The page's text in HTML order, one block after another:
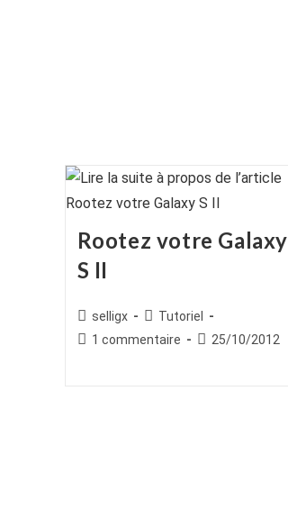
Rootez votre Galaxy
S II
Auteur/autrice
de
selligx
Post
category:
Tutoriel
Commentaires
1 commentaire
Publication
25/10/2012